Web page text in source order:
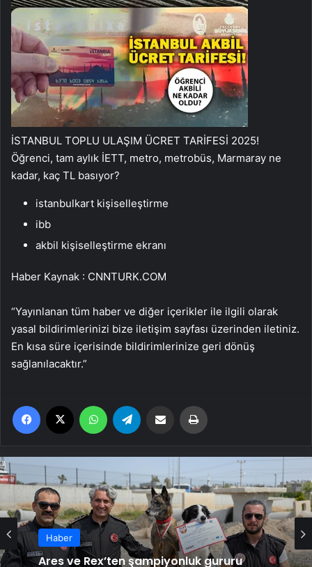
İSTANBUL TOPLU ULAŞIM ÜCRET TARİFESİ 2025!
Öğrenci, tam aylık İETT, metro, metrobüs, Marmaray ne
kadar, kaç TL basıyor?
istanbulkart kişiselleştirme
ibb
akbil kişiselleştirme ekranı
Haber Kaynak : CNNTURK.COM
“Yayınlanan tüm haber ve diğer içerikler ile ilgili olarak
yasal bildirimlerinizi bize iletişim sayfası üzerinden iletiniz.
En kısa süre içerisinde bildirimlerinize geri dönüş
sağlanılacaktır.”
Facebook WhatsApp Email'den paylaş
Haber
Ares ve Rex’ten şampiyonluk gururu